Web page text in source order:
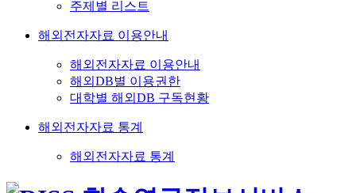
주제별 리스트
해외전자자료 이용안내
해외전자자료 이용안내
해외DB별 이용권한
대학별 해외DB 구독현황
해외전자자료 통계
해외전자자료 통계